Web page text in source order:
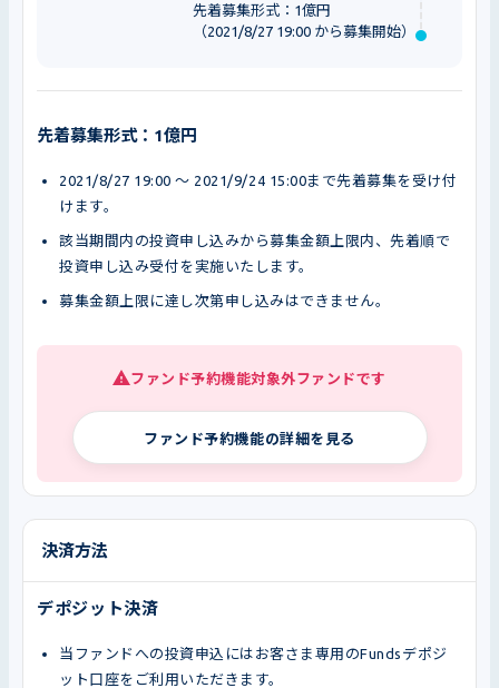
先着募集形式：1億円
（2021/8/27 19:00 から募集開始）
先着募集形式：1億円
2021/8/27 19:00 〜 2021/9/24 15:00まで先着募集を受け付
けます。
該当期間内の投資申し込みから募集金額上限内、先着順で
投資申し込み受付を実施いたします。
募集金額上限に達し次第申し込みはできません。
ファンド予約機能対象外ファンドです
ファンド予約機能の詳細を見る
決済方法
デポジット決済
当ファンドへの投資申込にはお客さま専用のFundsデポジ
ット口座をご利用いただきます。